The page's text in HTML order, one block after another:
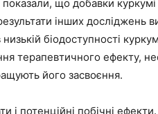
показали, що добавки
інших
біодоступності
терапевтичного ефекту,
його засвоєння.
і потенційні побічні